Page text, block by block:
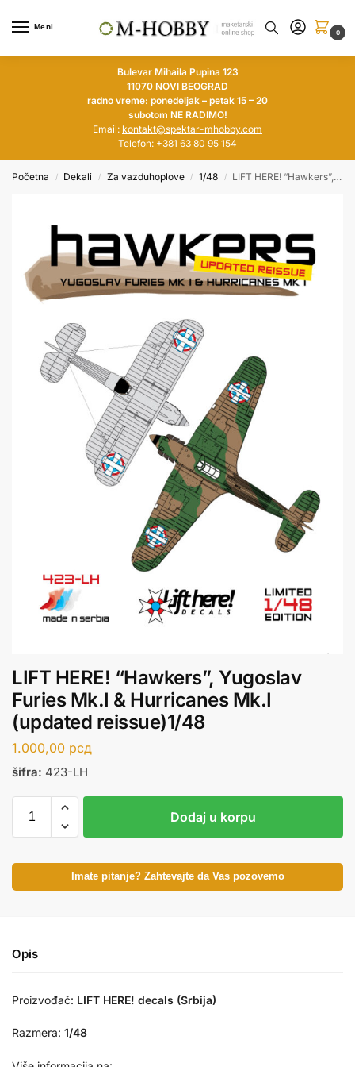
Meni
0
Bulevar Mihaila Pupina 123
11070 NOVI BEOGRAD
radno vreme: ponedeljak – petak 15 – 20
subotom NE RADIMO!
Email: kontakt@spektar-mhobby.com
Telefon: +381 63 80 95 154
Početna / Dekali / Za vazduhoplove / 1/48 / LIFT HERE! “Hawkers”, Yugoslav Furies Mk.I & Hurricanes Mk.I (updated reissue)1/48
LIFT HERE! “Hawkers”, Yugoslav
Furies Mk.I & Hurricanes Mk.I
(updated reissue)1/48
1.000,00 рсд
šifra: 423-LH
Dodaj u korpu
Imate pitanje? Zahtevajte da Vas pozovemo
Opis
Proizvođač: LIFT HERE! decals (Srbija)
Razmera: 1/48